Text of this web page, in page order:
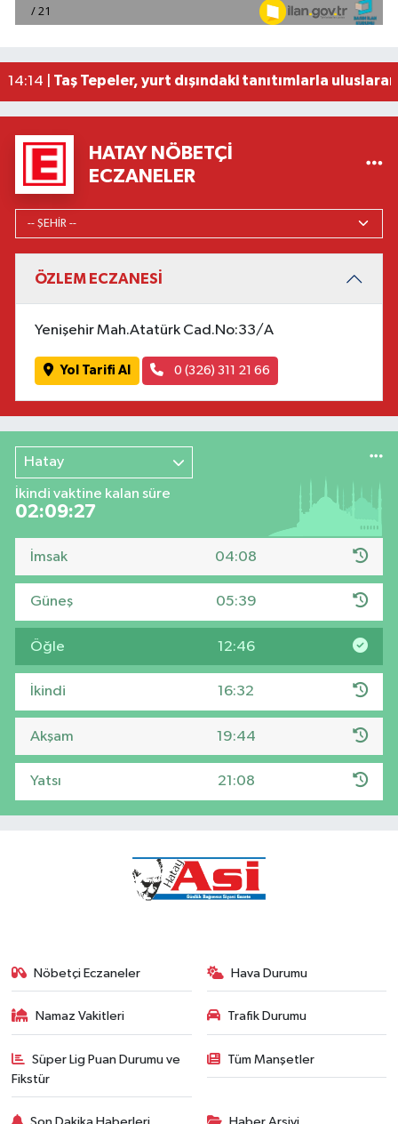
14:15 |
Türkiye Sigorta Basketbol Süper Ligi'nin 2026-
14:14 | Taş Tepeler, yurt dışındaki tanıtımlarla
HATAY NÖBETÇI
ECZANELER
ÖZLEM ECZANESİ
Yenişehir Mah.Atatürk Cad.No:33/A
Yol Tarifi Al 0 (326) 311 21 66
Hatay
İkindi vaktine kalan süre
02:09:27
İmsak 04:08
Güneş 05:39
Öğle 12:46
İkindi 16:32
Akşam 19:44
Yatsı 21:08
Nöbetçi Eczaneler Hava Durumu
Namaz Vakitleri Trafik Durumu
Süper Lig Puan Durumu ve
Fikstür
Tüm Manşetler